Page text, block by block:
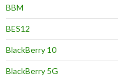
BBM
BES12
BlackBerry 10
BlackBerry 5G